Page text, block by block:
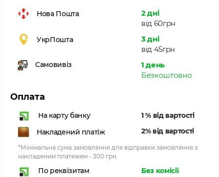
Нова Пошта
2 дні
від 60грн
УкрПошта
3 дні
від 45грн
Самовивіз
1 день
Безкоштовно
Оплата
На карту банку
1 % від вартості
Накладений платіж
2% від вартості
*Мінімальна сума замовлення для відправки замовлення з
накладеним платежем - 300 грн.
По реквізитам Без комісії